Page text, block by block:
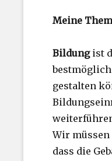
Meine
Bildungist
gestalten
Wir
dass die